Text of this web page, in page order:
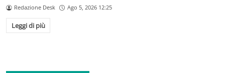
Redazione Desk Ago 5, 2026 12:25
Leggi di più